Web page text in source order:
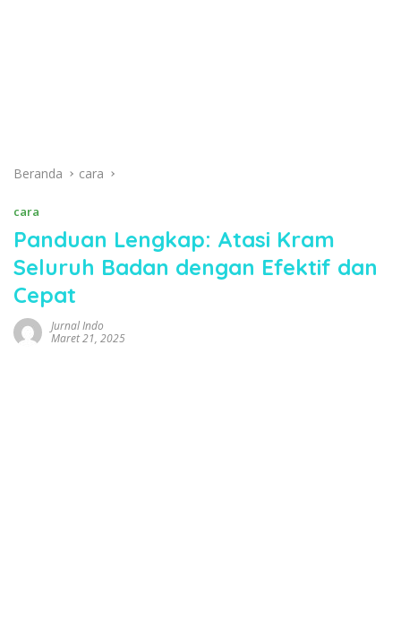
Beranda cara
cara
Panduan Lengkap: Atasi Kram
Seluruh Badan dengan Efektif dan
Cepat
Jurnal Indo
Maret 21, 2025